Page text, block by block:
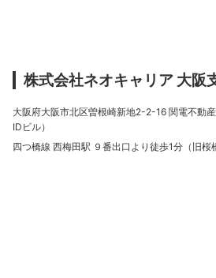
株式会社ネオキャリア 大阪
大阪府大阪市北区曽根崎新地2-2-16 関電不動
IDビル）
四つ橋線 西梅田駅 ９番出口より徒歩1分（旧桜